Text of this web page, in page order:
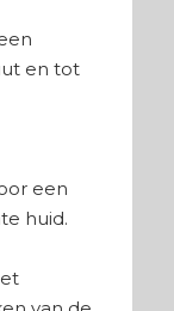
en tot
een
huid.